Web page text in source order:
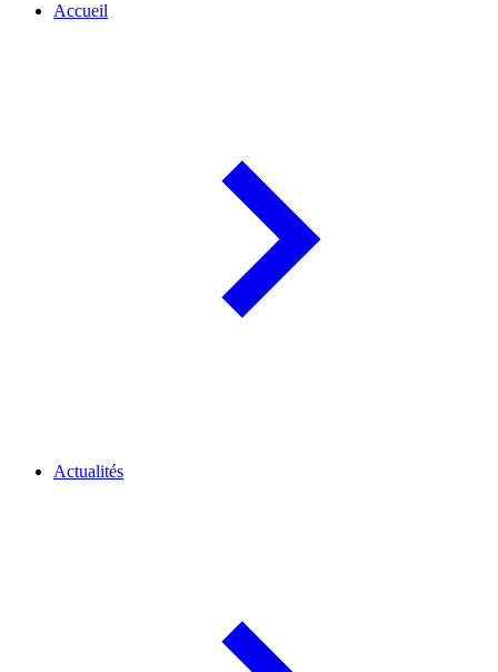
Accueil
Actualités